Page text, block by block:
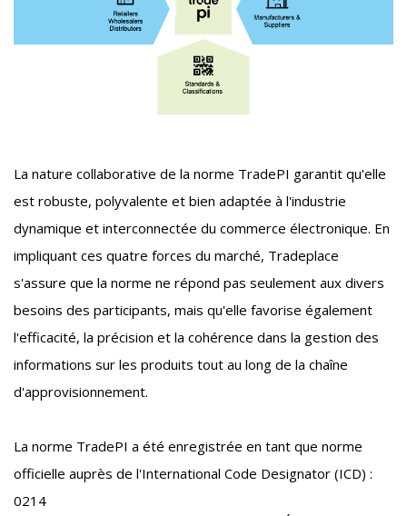
La nature collaborative de la norme TradePI garantit qu'elle
est robuste, polyvalente et bien adaptée à l'industrie
dynamique et interconnectée du commerce électronique. En
impliquant ces quatre forces du marché, Tradeplace
s'assure que la norme ne répond pas seulement aux divers
besoins des participants, mais qu'elle favorise également
l'efficacité, la précision et la cohérence dans la gestion des
informations sur les produits tout au long de la chaîne
d'approvisionnement.
La norme TradePI a été enregistrée en tant que norme
officielle auprès de l'International Code Designator (ICD) :
0214